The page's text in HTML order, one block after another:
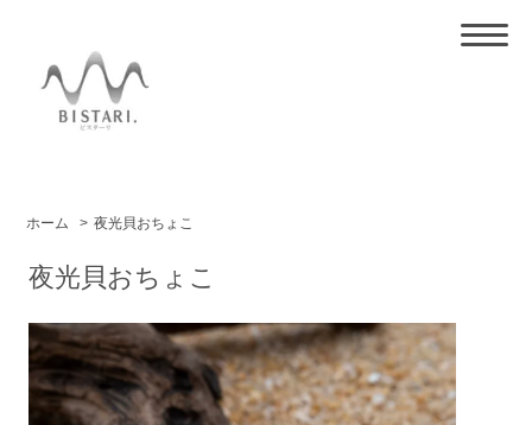
ホーム > 夜光貝おちょこ
夜光貝おちょこ